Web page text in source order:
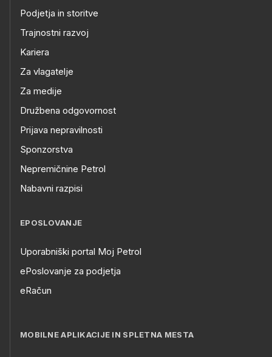
Podjetja in storitve
Trajnostni razvoj
Kariera
Za vlagatelje
Za medije
Družbena odgovornost
Prijava nepravilnosti
Sponzorstva
Nepremičnine Petrol
Nabavni razpisi
EPOSLOVANJE
Uporabniški portal Moj Petrol
ePoslovanje za podjetja
eRačun
MOBILNE APLIKACIJE IN SPLETNA MESTA